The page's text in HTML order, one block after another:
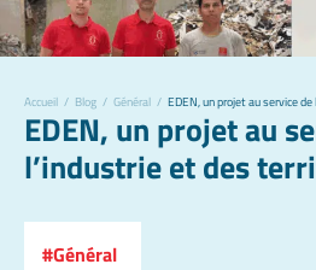
Accueil / Blog / Général / EDEN, un projet au service
EDEN, un projet au
l’industrie et des
Général